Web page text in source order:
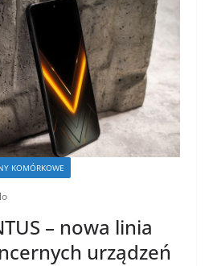
KOMÓRKOWE
– nowa linia
urządzeń